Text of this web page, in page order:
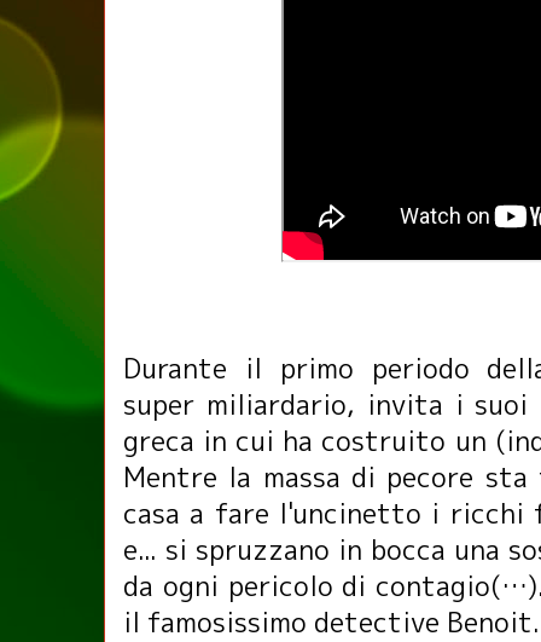
Durante il primo periodo
super miliardario, invita i
greca in cui ha costruito un
Mentre la massa di pecore
casa a fare l'uncinetto i ricchi
e... si spruzzano in bocca una
da ogni pericolo di
il famosissimo detective